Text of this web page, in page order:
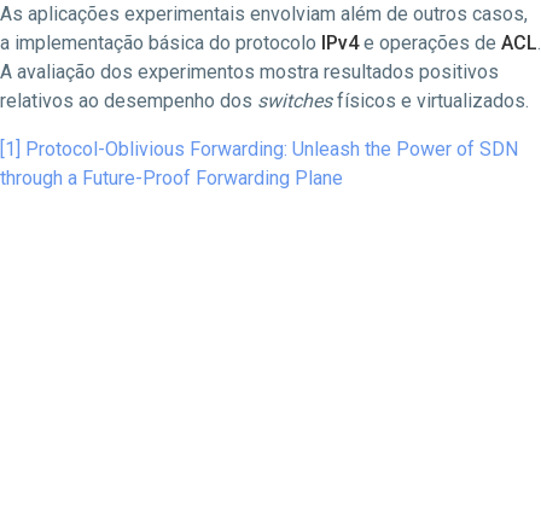
As aplicações experimentais envolviam além de outros casos,
a implementação básica do protocolo IPv4e operações de ACL.
A avaliação dos experimentos mostra resultados positivos
relativos ao desempenho dos switchesfísicos e virtualizados.
[1] Protocol-Oblivious Forwarding: Unleash the Power of SDN
through a Future-Proof Forwarding Plane